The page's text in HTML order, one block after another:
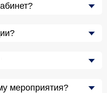
мероприятия?